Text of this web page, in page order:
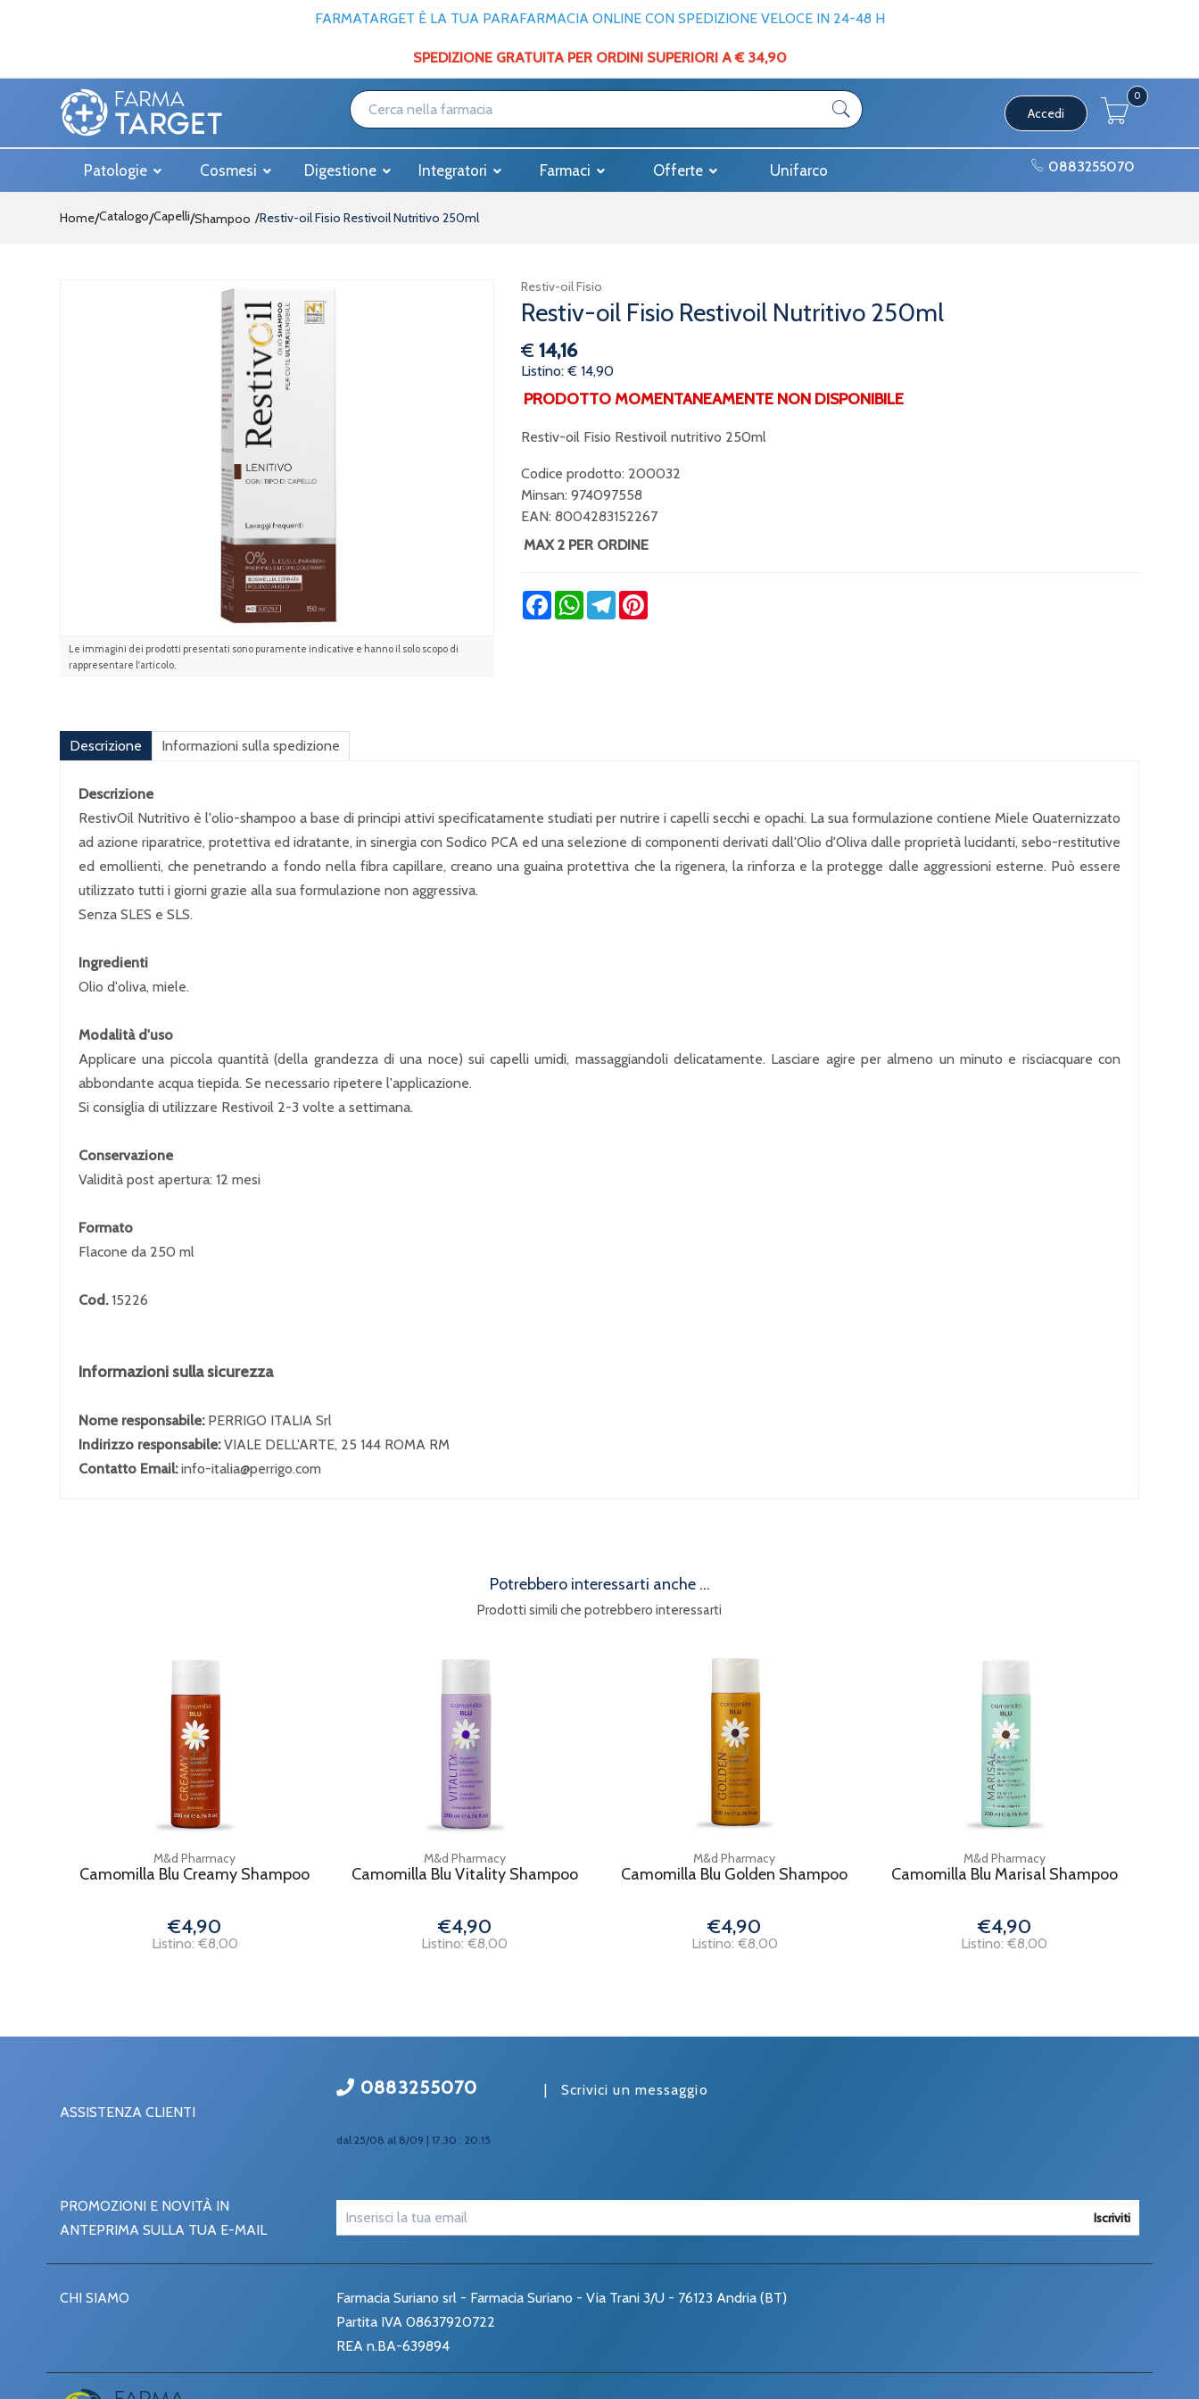
FARMATARGET È LA TUA PARAFARMACIA ONLINE CON SPEDIZIONE VELOCE IN 24-48 H
SPEDIZIONE GRATUITA PER ORDINI SUPERIORI A € 34,90
Accedi
0
Patologie Cosmesi Digestione Integratori Farmaci Offerte Unifarco 0883255070
Home Catalogo/Capelli/Shampoo Restiv-oil Fisio Restivoil Nutritivo 250ml
Le immagini dei prodotti presentati sono puramente indicative e hanno il solo scopo di
rappresentare l'articolo.
Restiv-oil Fisio
Restiv-oil Fisio Restivoil Nutritivo 250ml
€ 14,16
Listino: € 14,90
PRODOTTO MOMENTANEAMENTE NON DISPONIBILE
Restiv-oil Fisio Restivoil nutritivo 250ml
Codice prodotto: 200032
Minsan: 974097558
EAN: 8004283152267
MAX 2 PER ORDINE
FacebookWhatsApp
TelegramPinterest
Descrizione Informazioni sulla spedizione
Descrizione
RestivOil Nutritivo è l'olio-shampoo a base di principi attivi specificatamente studiati per nutrire i capelli secchi e opachi. La sua formulazione contiene Miele Quaternizzato
ad azione riparatrice, protettiva ed idratante, in sinergia con Sodico PCA ed una selezione di componenti derivati dall'Olio d'Oliva dalle proprietà lucidanti, sebo-restitutive
ed emollienti, che penetrando a fondo nella fibra capillare, creano una guaina protettiva che la rigenera, la rinforza e la protegge dalle aggressioni esterne. Può essere
utilizzato tutti i giorni grazie alla sua formulazione non aggressiva.
Senza SLES e SLS.
Ingredienti
Olio d'oliva, miele.
Modalità d'uso
Applicare una piccola quantità (della grandezza di una noce) sui capelli umidi, massaggiandoli delicatamente. Lasciare agire per almeno un minuto e risciacquare con
abbondante acqua tiepida. Se necessario ripetere l'applicazione.
Si consiglia di utilizzare Restivoil 2-3 volte a settimana.
Conservazione
Validità post apertura: 12 mesi
Formato
Flacone da 250 ml
Cod.15226
Informazioni sulla sicurezza
Nome responsabile: PERRIGO ITALIA Srl
Indirizzo responsabile:VIALE DELL'ARTE, 25 144 ROMA RM
Contatto Email:info-italia@perrigo.com
Potrebbero interessarti anche ...
Prodotti simili che potrebbero interessarti
M&d Pharmacy
Camomilla Blu Creamy Shampoo
€4,90
Listino: €8,00
M&d Pharmacy
Camomilla Blu Vitality Shampoo
€4,90
Listino: €8,00
M&d Pharmacy
Camomilla Blu Golden Shampoo
€4,90
Listino: €8,00
M&d Pharmacy
Camomilla Blu Marisal Shampoo
€4,90
Listino: €8,00
ASSISTENZA CLIENTI
0883255070
dal 25/08 al 8/09 | 17.30 : 20.15
| Scrivici un messaggio
PROMOZIONI E NOVITÀ IN
ANTEPRIMA SULLA TUA E-MAIL
Iscriviti
CHI SIAMO
Farmacia Suriano srl - Farmacia Suriano - Via Trani 3/U - 76123 Andria (BT)
Partita IVA 08637920722
REA n.BA-639894